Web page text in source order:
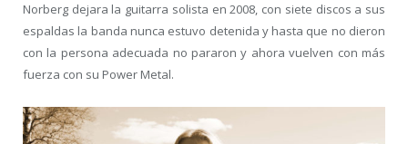
Norberg dejara la guitarra solista en 2008, con siete discos a sus
espaldas la banda nunca estuvo detenida y hasta que no dieron
con la persona adecuada no pararon y ahora vuelven con más
fuerza con su Power Metal.